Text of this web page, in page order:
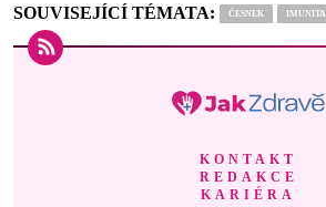
SOUVISEJÍCÍ TÉMATA: ČESNEK IMUNITA
KONTAKT
REDAKCE
KARIÉRA